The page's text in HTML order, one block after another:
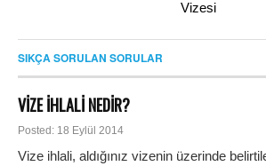
Vizesi
SIKÇA SORULAN SORULAR
VİZE İHLALİ NEDİR?
Posted: 18 Eylül 2014
Vize ihlali, aldığınız vizenin üzerinde